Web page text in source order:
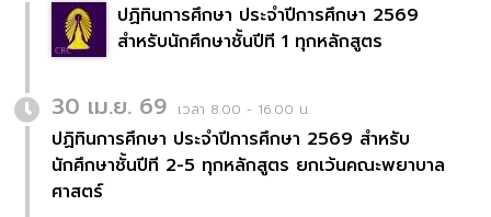
ปฏิทินการศึกษา ประจำปีการศึกษา 2569
สำหรับนักศึกษาชั้นปีที 1 ทุกหลักสูตร
30 เม.ย. 69 เวลา 8.00 - 16.00 น.
ปฏิทินการศึกษา ประจำปีการศึกษา 2569 สำหรับ
นักศึกษาชั้นปีที 2-5 ทุกหลักสูตร ยกเว้นคณะพยาบาล
ศาสตร์